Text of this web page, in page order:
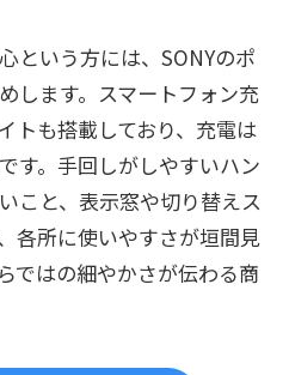
という方には、SONYのポ
します。スマートフォン充
トも搭載しており、充電は
す。手回しがしやすいハン
こと、表示窓や切り替えス
各所に使いやすさが垣間見
ではの細やかさが伝わる商